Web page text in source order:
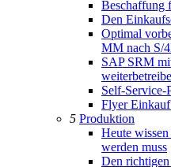
Beschaffung
Den
Optimal
MM nach S/
SAP SRM
Self-
Flyer
5 Produktion
Heute
werden muss
Den